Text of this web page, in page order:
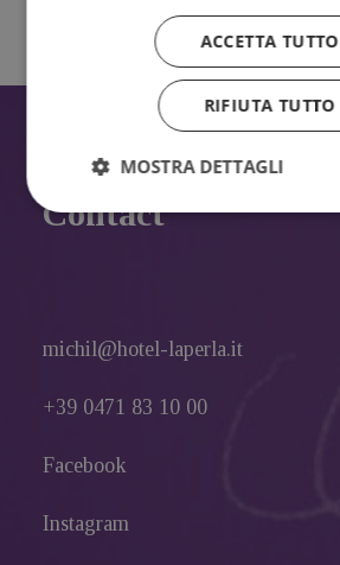
Contact
michil@hotel-laperla.it
+39 0471 83 10 00
Facebook
Instagram
ACCETTA TUTTO
RIFIUTA TUTTO
MOSTRA DETTAGLI